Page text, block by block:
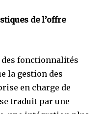
de l’offre
fonctionnalités
la gestion des
en charge de
traduit par une